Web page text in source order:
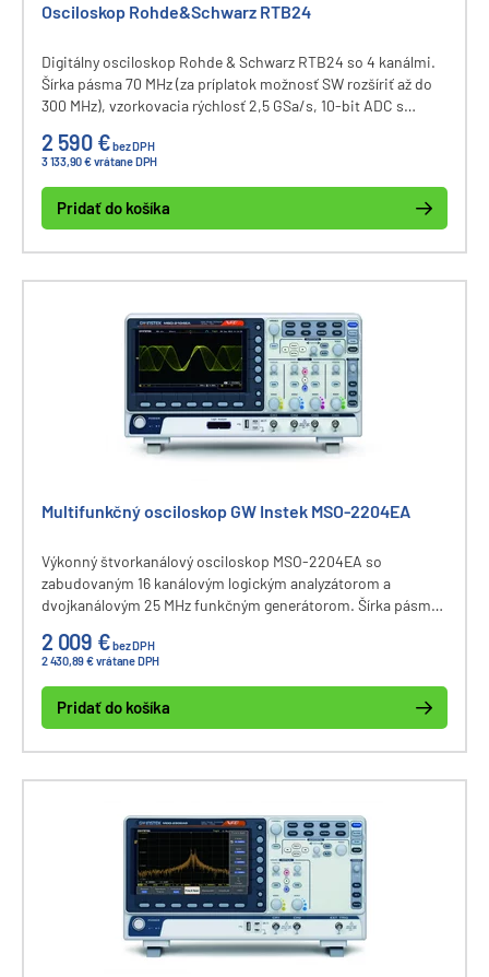
Osciloskop Rohde&Schwarz RTB24
Digitálny osciloskop Rohde & Schwarz RTB24 so 4 kanálmi.
Šírka pásma 70 MHz (za príplatok možnosť SW rozšíriť až do
300 MHz), vzorkovacia rýchlosť 2,5 GSa/s, 10-bit ADC s
obrazovka 10,1" rozlíšenie 1280x800 px, komunikácia cez USB
a LAN.
2 590 €bez DPH
3 133,90 € vrátane DPH
Pridať do košíka
Multifunkčný osciloskop GW Instek MSO-2204EA
Výkonný štvorkanálový osciloskop MSO-2204EA so
zabudovaným 16 kanálovým logickým analyzátorom a
dvojkanálovým 25 MHz funkčným generátorom. Šírka pásma
pamäť až 10 M bodov na kanál, vertikálny rozsah 1 mV - 10 V,
rozlíšenie 8 bitov. Viac ako 30 meracích funkcií, LCD 8“
displej, komunikačné rozhranie USB, Ethernet, Go-NoGo
BNC.
2 009 €bez DPH
2 430,89 € vrátane DPH
Pridať do košíka